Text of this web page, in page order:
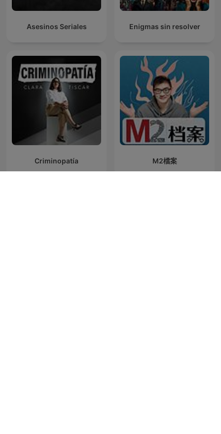
Asesinos Seriales Enigmas sin resolver
Criminopatía M2檔案